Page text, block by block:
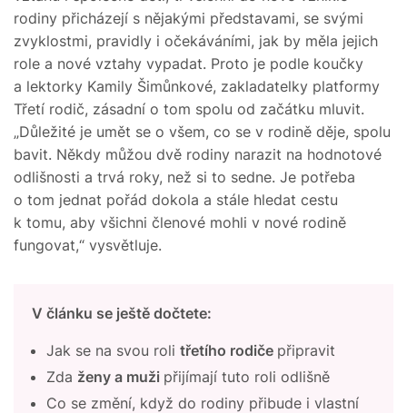
rodiny přicházejí s nějakými představami, se svými
zvyklostmi, pravidly i očekáváními, jak by měla jejich
role a nové vztahy vypadat. Proto je podle koučky
a lektorky Kamily Šimůnkové, zakladatelky platformy
Třetí rodič, zásadní o tom spolu od začátku mluvit.
„Důležité je umět se o všem, co se v rodině děje, spolu
bavit. Někdy můžou dvě rodiny narazit na hodnotové
odlišnosti a trvá roky, než si to sedne. Je potřeba
o tom jednat pořád dokola a stále hledat cestu
k tomu, aby všichni členové mohli v nové rodině
fungovat,“ vysvětluje.
V článku se ještě dočtete:
Jak se na svou roli třetího rodiče připravit
Zda ženy a muži přijímají tuto roli odlišně
Co se změní, když do rodiny přibude i vlastní